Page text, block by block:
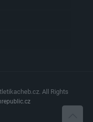
All Rights